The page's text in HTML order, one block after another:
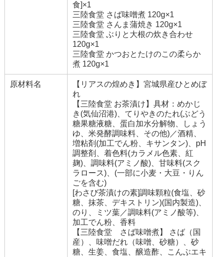
食]×1
三陸食堂 さば味噌煮 120g×1
三陸食堂 さんま蒲焼き 120g×1
三陸食堂 ぶりと大根の炊き合わせ
120g×1
三陸食堂 かつおとたけのこの柔らか
煮 120g×1
原材料名
【リアスの煌めき】宮城県産ひとめぼ
れ
【三陸食堂 お茶漬け】具材：めかじ
き(気仙沼港)、てりやきのたれ(ぶどう
糖果糖液糖、蛋白加水分解物、しょう
ゆ、米発酵調味料、その他)／酒精、
増粘剤(加工でん粉、キサンタン)、pH
調整剤、着色料(カラメル色素、紅
麹)、調味料(アミノ酸)、甘味料(スク
ラロース)、(一部に小麦・大豆・りん
ごを含む)
[わさび茶漬けの素]調味顆粒(食塩、砂
糖、抹茶、デキストリン)(国内製造)、
のり、ミツ葉／調味料(アミノ酸等)、
加工でん粉、香料
【三陸食堂 さば味噌煮】 さば（国
産）、味噌だれ（味噌、砂糖）、砂
糖、生姜、食塩、醸造酢、こんぶエキ